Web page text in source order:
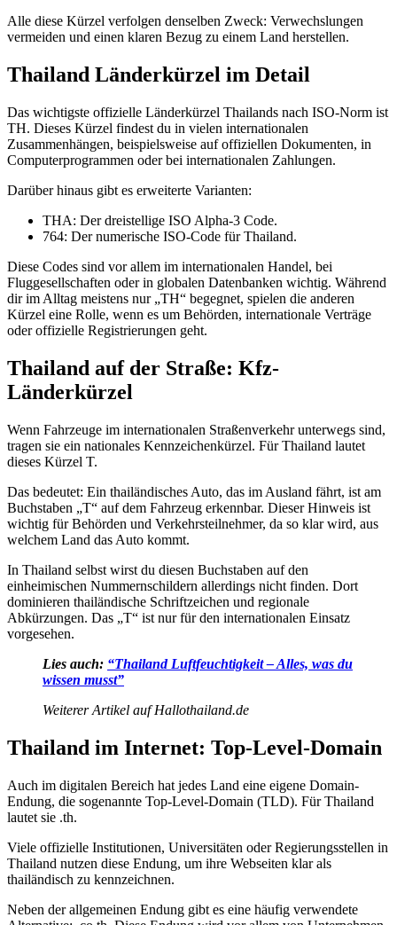
Alle diese Kürzel verfolgen denselben Zweck: Verwechslungen
vermeiden und einen klaren Bezug zu einem Land herstellen.
Thailand Länderkürzel im Detail
Das wichtigste offizielle Länderkürzel Thailands nach ISO-Norm ist
TH. Dieses Kürzel findest du in vielen internationalen
Zusammenhängen, beispielsweise auf offiziellen Dokumenten, in
Computerprogrammen oder bei internationalen Zahlungen.
Darüber hinaus gibt es erweiterte Varianten:
THA: Der dreistellige ISO Alpha-3 Code.
764: Der numerische ISO-Code für Thailand.
Diese Codes sind vor allem im internationalen Handel, bei
Fluggesellschaften oder in globalen Datenbanken wichtig. Während
dir im Alltag meistens nur „TH“ begegnet, spielen die anderen
Kürzel eine Rolle, wenn es um Behörden, internationale Verträge
oder offizielle Registrierungen geht.
Thailand auf der Straße: Kfz-
Länderkürzel
Wenn Fahrzeuge im internationalen Straßenverkehr unterwegs sind,
tragen sie ein nationales Kennzeichenkürzel. Für Thailand lautet
dieses Kürzel T.
Das bedeutet: Ein thailändisches Auto, das im Ausland fährt, ist am
Buchstaben „T“ auf dem Fahrzeug erkennbar. Dieser Hinweis ist
wichtig für Behörden und Verkehrsteilnehmer, da so klar wird, aus
welchem Land das Auto kommt.
In Thailand selbst wirst du diesen Buchstaben auf den
einheimischen Nummernschildern allerdings nicht finden. Dort
dominieren thailändische Schriftzeichen und regionale
Abkürzungen. Das „T“ ist nur für den internationalen Einsatz
vorgesehen.
Lies auch: “Thailand Luftfeuchtigkeit – Alles, was du
wissen musst”
Weiterer Artikel auf Hallothailand.de
Thailand im Internet: Top-Level-Domain
Auch im digitalen Bereich hat jedes Land eine eigene Domain-
Endung, die sogenannte Top-Level-Domain (TLD). Für Thailand
lautet sie .th.
Viele offizielle Institutionen, Universitäten oder Regierungsstellen in
Thailand nutzen diese Endung, um ihre Webseiten klar als
thailändisch zu kennzeichnen.
Neben der allgemeinen Endung gibt es eine häufig verwendete